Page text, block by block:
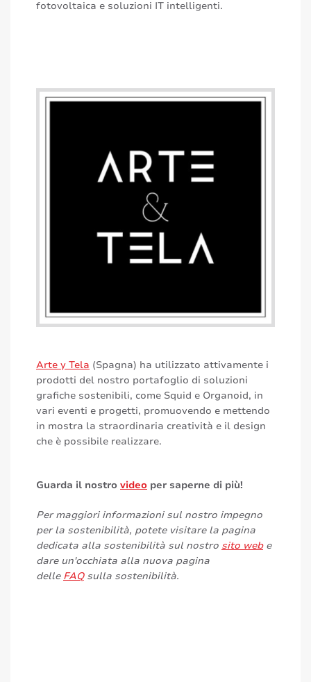
fotovoltaica e soluzioni IT intelligenti.
Arte y Tela (Spagna) ha utilizzato attivamente i
prodotti del nostro portafoglio di soluzioni
grafiche sostenibili, come Squid e Organoid, in
vari eventi e progetti, promuovendo e mettendo
in mostra la straordinaria creatività e il design
che è possibile realizzare.
Guarda il nostro video per saperne di più!
Per maggiori informazioni sul nostro impegno
per la sostenibilità, potete visitare la pagina
dedicata alla sostenibilità sul nostro sito webe
dare un'occhiata alla nuova pagina
delle FAQsulla sostenibilità.